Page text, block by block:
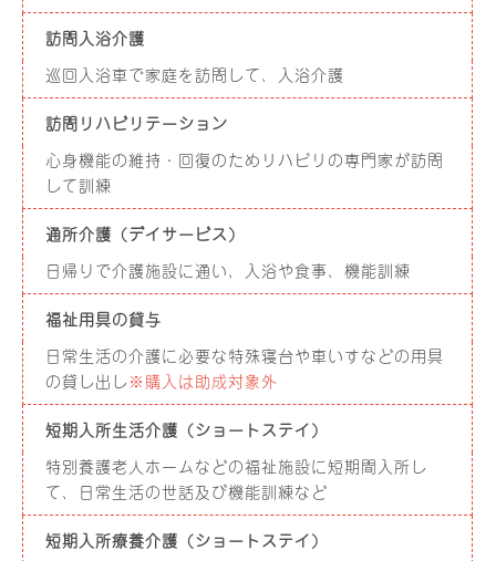
訪問入浴介護
巡回入浴車で家庭を訪問して、入浴介護
訪問リハビリテーション
心身機能の維持・回復のためリハビリの専門家が訪問
して訓練
通所介護（デイサービス）
日帰りで介護施設に通い、入浴や食事、機能訓練
福祉用具の貸与
日常生活の介護に必要な特殊寝台や車いすなどの用具
の貸し出し ※購入は助成対象外
短期入所生活介護（ショートステイ）
特別養護老人ホームなどの福祉施設に短期間入所し
て、日常生活の世話及び機能訓練など
短期入所療養介護（ショートステイ）